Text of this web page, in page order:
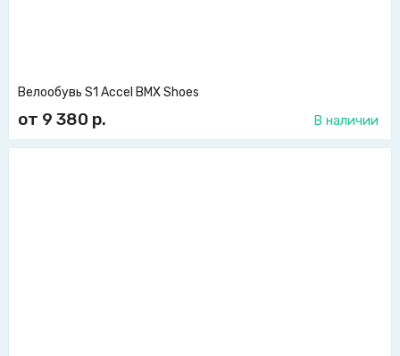
Велообувь S1 Accel BMX Shoes
от 9 380 р. В наличии